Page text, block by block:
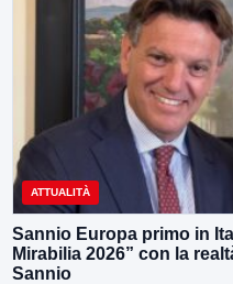
ATTUALITÀ
Sannio Europa primo in
Mirabilia 2026” con la
Sannio